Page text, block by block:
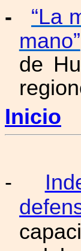
- “La
mano”
de
Inicio
-